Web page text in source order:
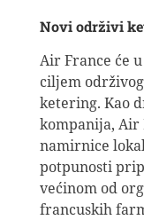
Novi održivi
Air France će
ciljem
ketering. Kao
kompanija, Air
namirnice
potpunosti
većinom od
francuskih